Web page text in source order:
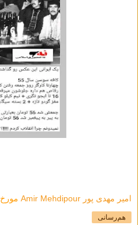
امیر مهدی پور Amir Mehdipour مورخ
هم‌رسانی